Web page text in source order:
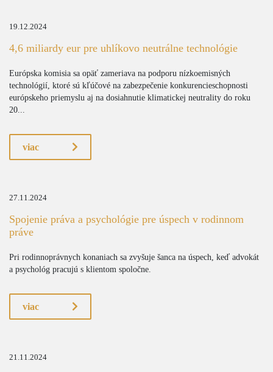
19.12.2024
4,6 miliardy eur pre uhlíkovo neutrálne technológie
Európska komisia sa opäť zameriava na podporu nízkoemisných
technológií, ktoré sú kľúčové na zabezpečenie konkurencieschopnosti
európskeho priemyslu aj na dosiahnutie klimatickej neutrality do roku
20...
viac
27.11.2024
Spojenie práva a psychológie pre úspech v rodinnom
práve
Pri rodinnoprávnych konaniach sa zvyšuje šanca na úspech, keď advokát
a psychológ pracujú s klientom spoločne.
viac
21.11.2024